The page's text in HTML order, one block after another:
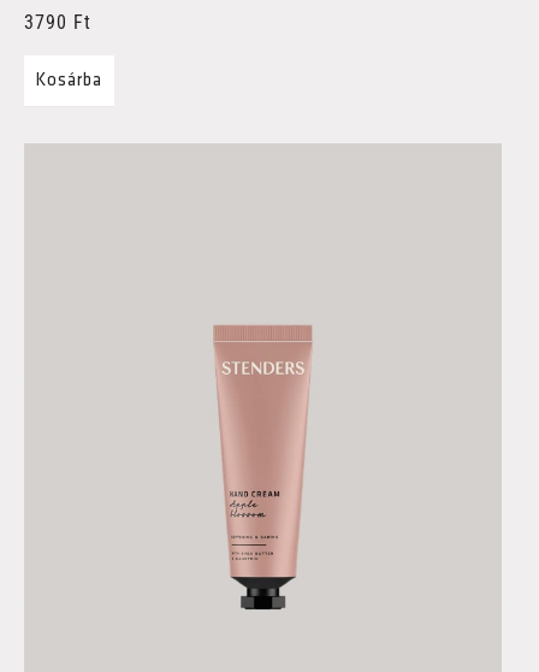
3790 Ft
Kosárba